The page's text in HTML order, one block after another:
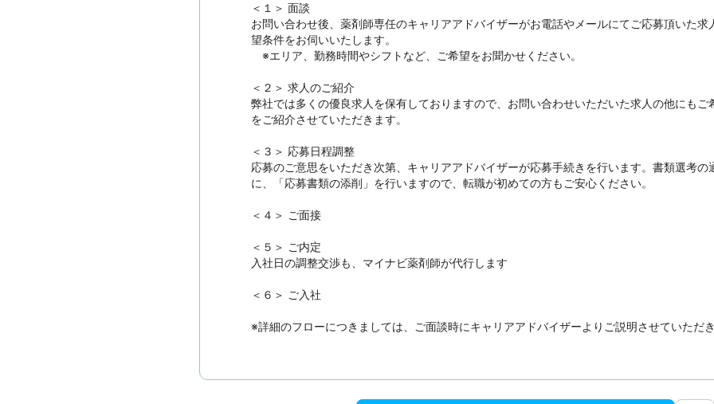
＜１＞ 面談
お問い合わせ後、薬剤師専任のキャリアアドバイザーがお電話やメールにてご応募頂いた求
望条件をお伺いいたします。
※エリア、勤務時間やシフトなど、ご希望をお聞かせください。
＜２＞ 求人のご紹介
弊社では多くの優良求人を保有しておりますので、お問い合わせいただいた求人の他にもご
をご紹介させていただきます。
＜３＞ 応募日程調整
応募のご意思をいただき次第、キャリアアドバイザーが応募手続きを行います。書類選考の
に、「応募書類の添削」を行いますので、転職が初めての方もご安心ください。
＜４＞ ご面接
＜５＞ ご内定
入社日の調整交渉も、マイナビ薬剤師が代行します
＜６＞ ご入社
※詳細のフローにつきましては、ご面談時にキャリアアドバイザーよりご説明させていただ